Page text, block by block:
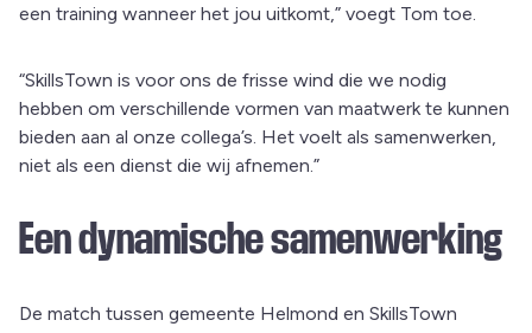
een training wanneer het jou uitkomt,” voegt Tom toe.
“SkillsTown is voor ons de frisse wind die we nodig
hebben om verschillende vormen van maatwerk te kunnen
bieden aan al onze collega’s. Het voelt als samenwerken,
niet als een dienst die wij afnemen.”
Een dynamische samenwerking
De match tussen gemeente Helmond en SkillsTown